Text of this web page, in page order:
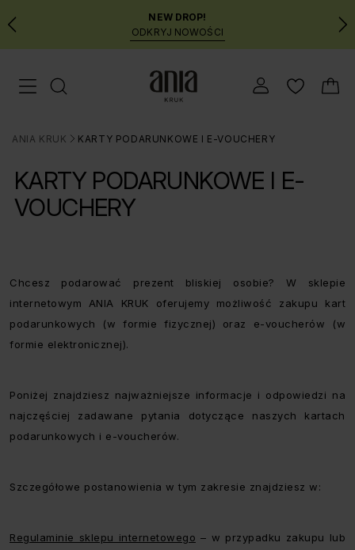
Przejdź
do
MENU
NEW DROP!
ODKRYJ NOWOŚCI
Menu mobilne
ANIA KRUK
>
KARTY PODARUNKOWE I E-VOUCHERY
KARTY PODARUNKOWE I E-
VOUCHERY
Chcesz podarować prezent bliskiej osobie? W sklepie
internetowym ANIA KRUK oferujemy możliwość zakupu kart
podarunkowych (w formie fizycznej) oraz e-voucherów (w
formie elektronicznej).
Poniżej znajdziesz najważniejsze informacje i odpowiedzi na
najczęściej zadawane pytania dotyczące naszych kartach
podarunkowych i e-voucherów.
Szczegółowe postanowienia w tym zakresie znajdziesz w:
Regulaminie sklepu internetowego – w przypadku zakupu lub